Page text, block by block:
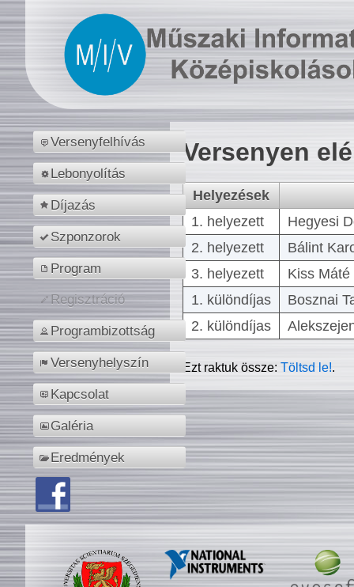
Versenyfelhívás
Lebonyolítás
Díjazás
Szponzorok
Program
Regisztráció
Programbizottság
Versenyhelyszín
Kapcsolat
Galéria
Eredmények
Versenyen
Helyezések
1. helyezett
Hegyesi
2. helyezett
Bálint
3. helyezett
Kiss
1. különdíjas
Bosznai
2. különdíjas
Ezt raktuk össze:Töltsd le!.